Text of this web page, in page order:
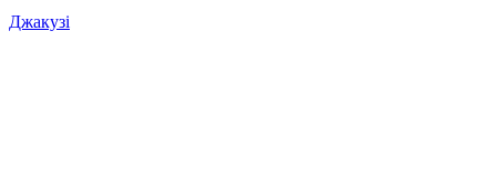
Джакузі